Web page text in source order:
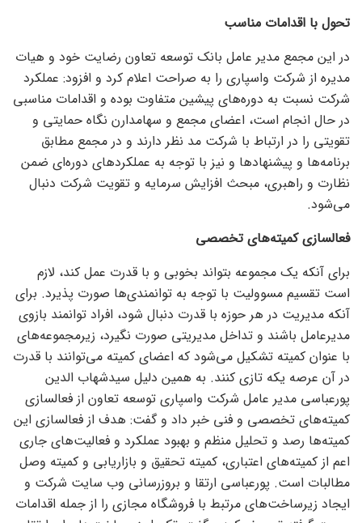
تحول با اقدامات مناسب
در این مجمع مدیر عامل بانک توسعه تعاون رضایت خود و هیات
مدیره از شرکت واسپاری را به صراحت اعلام کرد و افزود: عملکرد
شرکت نسبت به دوره‌های پیشین متفاوت بوده و اقدامات مناسبی
در حال انجام است، اعضای مجمع و سهامدارن نگاه حمایتی و
تقویتی را در ارتباط با شرکت مد نظر دارند و در مجمع مطابق
برنامه‌ها و پیشنهاد‌ها و نیز با توجه به عملکرد‌های دوره‌ای ضمن
نظارت و راهبری، مبحث افزایش سرمایه و تقویت شرکت دنبال
می‌شود.
فعالسازی کمیته‌های تخصصی
برای آنکه یک مجموعه بتواند بخوبی و با قدرت عمل کند، لازم
است تقسیم مسوولیت با توجه به توانمندی‌ها صورت پذیرد. برای
آنکه مدیریت در هر حوزه با قدرت دنبال شود، افراد توانمند بازوی
مدیرعامل باشند و تداخل مدیریتی صورت نگیرد، زیرمجموعه‌های
با عنوان کمیته تشکیل می‌شود که اعضای کمیته می‌توانند با قدرت
در آن عرصه یکه تازی کنند. به همین دلیل سیدشهاب الدین
پورعباسی مدیر عامل شرکت واسپاری توسعه تعاون از فعالسازی
کمیته‌های تخصصی و فنی خبر داد و گفت: هدف از فعالسازی این
کمیته‌ها رصد و تحلیل منظم و بهبود عملکرد و فعالیت‌های جاری
اعم از کمیته‌های اعتباری، کمیته تحقیق و بازاریابی و کمیته وصل
مطالبات است. پورعباسی ارتقا و بروزرسانی وب سایت شرکت و
ایجاد زیرساخت‌های مرتبط با فروشگاه مجازی را از جمله اقدامات